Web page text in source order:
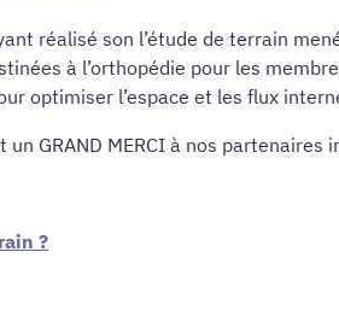
réalisé son l’étude de terrain
à l’orthopédie pour les
optimiser l’espace et les flux
GRAND MERCI à nos
?